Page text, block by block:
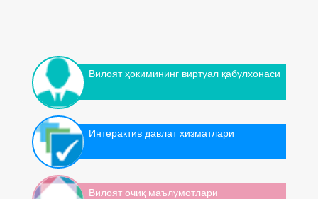
Вилоят ҳокимининг виртуал қабулхонаси
Интерактив давлат хизматлари
Вилоят очиқ маълумотлари